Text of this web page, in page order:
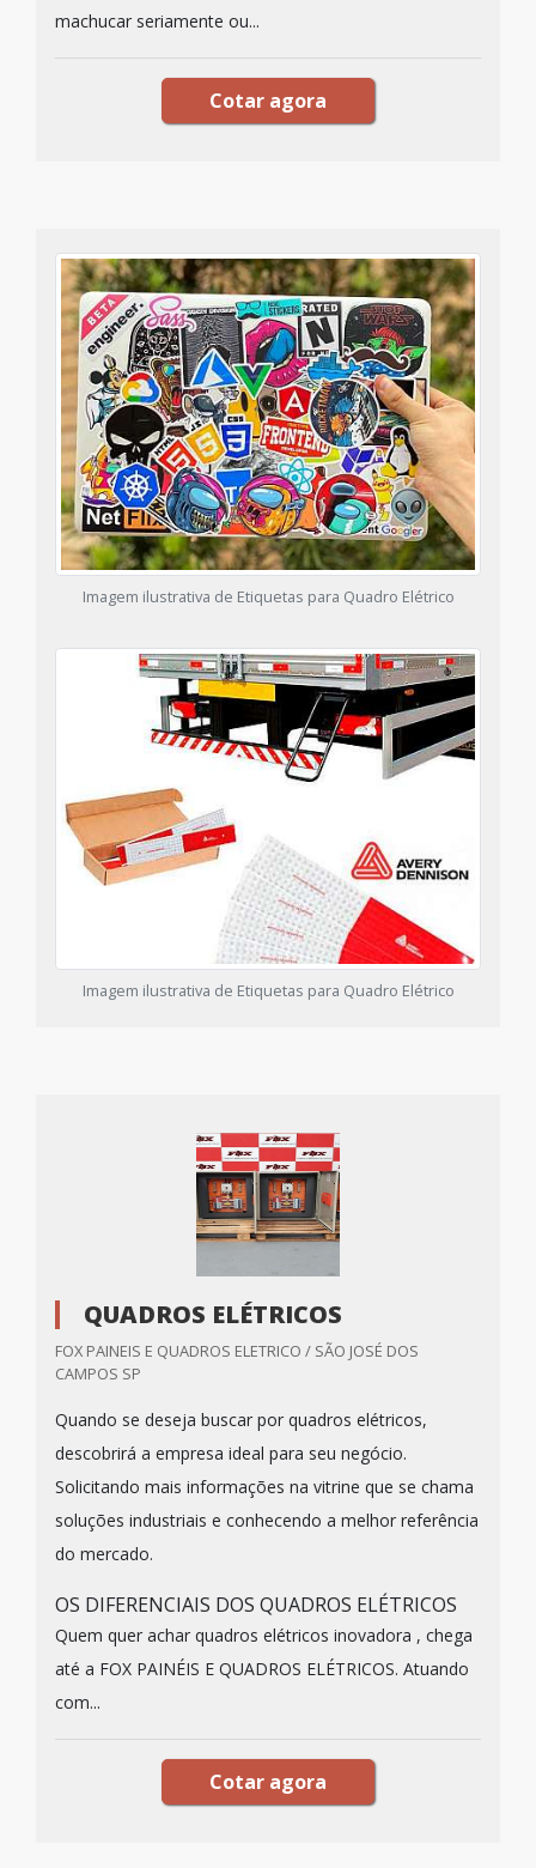
machucar seriamente ou...
Cotar agora
Imagem ilustrativa de Etiquetas para Quadro Elétrico
Imagem ilustrativa de Etiquetas para Quadro Elétrico
QUADROS ELÉTRICOS
FOX PAINEIS E QUADROS ELETRICO / SÃO JOSÉ DOS
CAMPOS SP
Quando se deseja buscar por quadros elétricos,
descobrirá a empresa ideal para seu negócio.
Solicitando mais informações na vitrine que se chama
soluções industriais e conhecendo a melhor referência
do mercado.
OS DIFERENCIAIS DOS QUADROS ELÉTRICOS
Quem quer achar quadros elétricos inovadora , chega
até a FOX PAINÉIS E QUADROS ELÉTRICOS. Atuando
com...
Cotar agora